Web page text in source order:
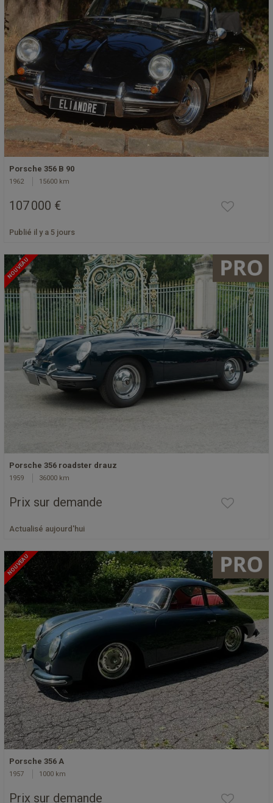
Porsche 356 B 90
1962 15600 km
107 000 €
Publié il y a 5 jours
NOUVEAU
Porsche 356 roadster drauz
1959 36000 km
Prix sur demande
Actualisé aujourd'hui
NOUVEAU
Porsche 356 A
1957 1000 km
Prix sur demande